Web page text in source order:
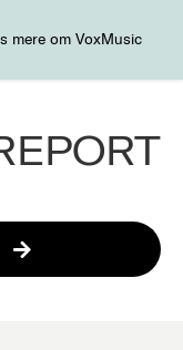
mere om VoxMusic